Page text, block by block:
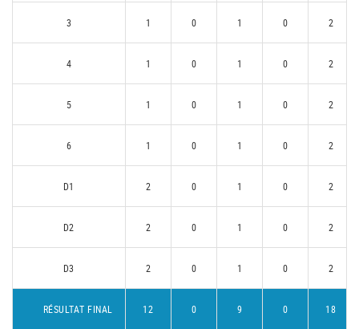
3 1 0 1 0 2
4 1 0 1 0 2
5 1 0 1 0 2
6 1 0 1 0 2
D1 2 0 1 0 2
D2 2 0 1 0 2
D3 2 0 1 0 2
RÉSULTAT FINAL 12 0 9 0 18